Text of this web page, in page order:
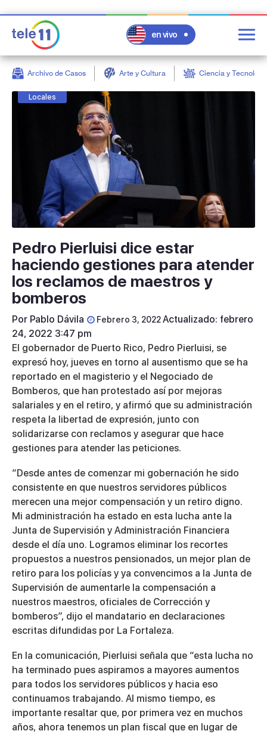
en vivo
Archivo de Casos Arte y Cultura Ciencia y
Locales
Pedro Pierluisi dice estar
haciendo gestiones para atender
los reclamos de maestros y
bomberos
Por Pablo Dávila Febrero 3, 2022Actualizado: febrero
24, 2022 3:47 pm
El gobernador de Puerto Rico, Pedro Pierluisi, se
expresó hoy, jueves en torno al ausentismo que se ha
reportado en el magisterio y el Negociado de
Bomberos, que han protestado así por mejoras
salariales y en el retiro, y afirmó que su administración
respeta la libertad de expresión, junto con
solidarizarse con reclamos y asegurar que hace
gestiones para atender las peticiones.
“Desde antes de comenzar mi gobernación he sido
consistente en que nuestros servidores públicos
merecen una mejor compensación y un retiro digno.
Mi administración ha estado en esta lucha ante la
Junta de Supervisión y Administración Financiera
desde el día uno. Logramos eliminar los recortes
propuestos a nuestros pensionados, un mejor plan de
retiro para los policías y ya convencimos a la Junta de
Supervisión de aumentarle la compensación a
nuestros maestros, oficiales de Corrección y
bomberos”, dijo el mandatario en declaraciones
escritas difundidas por La Fortaleza.
En la comunicación, Pierluisi señala que “esta lucha no
ha terminado pues aspiramos a mayores aumentos
para todos los servidores públicos y hacia eso
continuamos trabajando. Al mismo tiempo, es
importante resaltar que, por primera vez en muchos
años, ahora tenemos un plan fiscal que en lugar de
post